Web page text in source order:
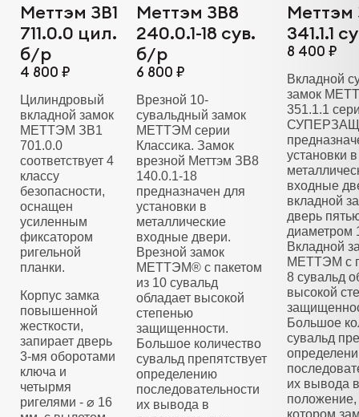
Меттэм ЗВ1
711.0.0 цил.
б/р
4 800 ₽
Цилиндровый
вкладной замок
МЕТТЭМ ЗВ1
701.0.0
соответствует 4
классу
безопасности,
оснащен
усиленным
фиксатором
ригельной
планки.
Корпус замка
повышенной
жесткости,
запирает дверь
3-мя оборотами
ключа и
четырмя
ригелями - ⌀ 16
Меттэм ЗВ8
240.0.1-18 сув.
б/р
6 800 ₽
Врезной 10-
сувальдный замок
МЕТТЭМ серии
Классика. Замок
врезной Меттэм ЗВ8
140.0.1-18
предназначен для
установки в
металлические
входные двери.
Врезной замок
МЕТТЭМ® с пакетом
из 10 сувальд
обладает высокой
степенью
защищенности.
Большое количество
сувальд препятствует
определению
последовательности
их вывода в
Меттэм
341.1.1
8 400 ₽
Вкладной
замок
351.1.1
установки в
входные
вкладной
дверь
диаметром
Вкладной
МЕТТЭМ с
8 сувальд
высокой
Большое
сувальд
их вывода в
положение,